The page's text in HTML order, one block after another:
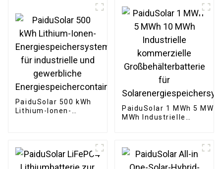
PaiduSolar 500 kWh
Lithium-Ionen-
Energiespeichercontainer
PaiduSolar 1 MWh 5 MWh
MWh Industrielle